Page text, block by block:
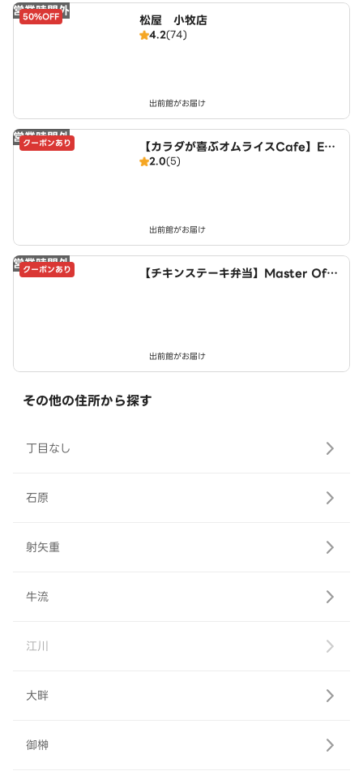
営業時間外
50%OFF 松屋 小牧店
4.2(74)
出前館がお届け
営業時間外
クーポンあり
【カラダが喜ぶオムライスCafe】Egg
House～豊山店～
2.0(5)
出前館がお届け
営業時間外
クーポンあり
【チキンステーキ弁当】Master Of C
出前館がお届け
その他の住所から探す
丁目なし
石原
射矢重
牛流
江川
大畔
御榊